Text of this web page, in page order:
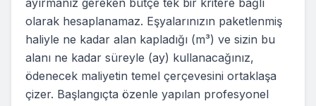
ayırmanız gereken bütçe tek bir kritere bağlı
olarak hesaplanamaz. Eşyalarınızın paketlenmiş
haliyle ne kadar alan kapladığı (m³) ve sizin bu
alanı ne kadar süreyle (ay) kullanacağınız,
ödenecek maliyetin temel çerçevesini ortaklaşa
çizer. Başlangıçta özenle yapılan profesyonel